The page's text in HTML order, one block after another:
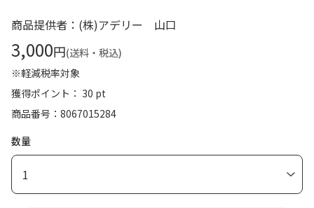
商品提供者：(株)アデリー 山口
3,000円(送料・税込)
※軽減税率対象
獲得ポイント： 30 pt
商品番号
8067015284
数量
1